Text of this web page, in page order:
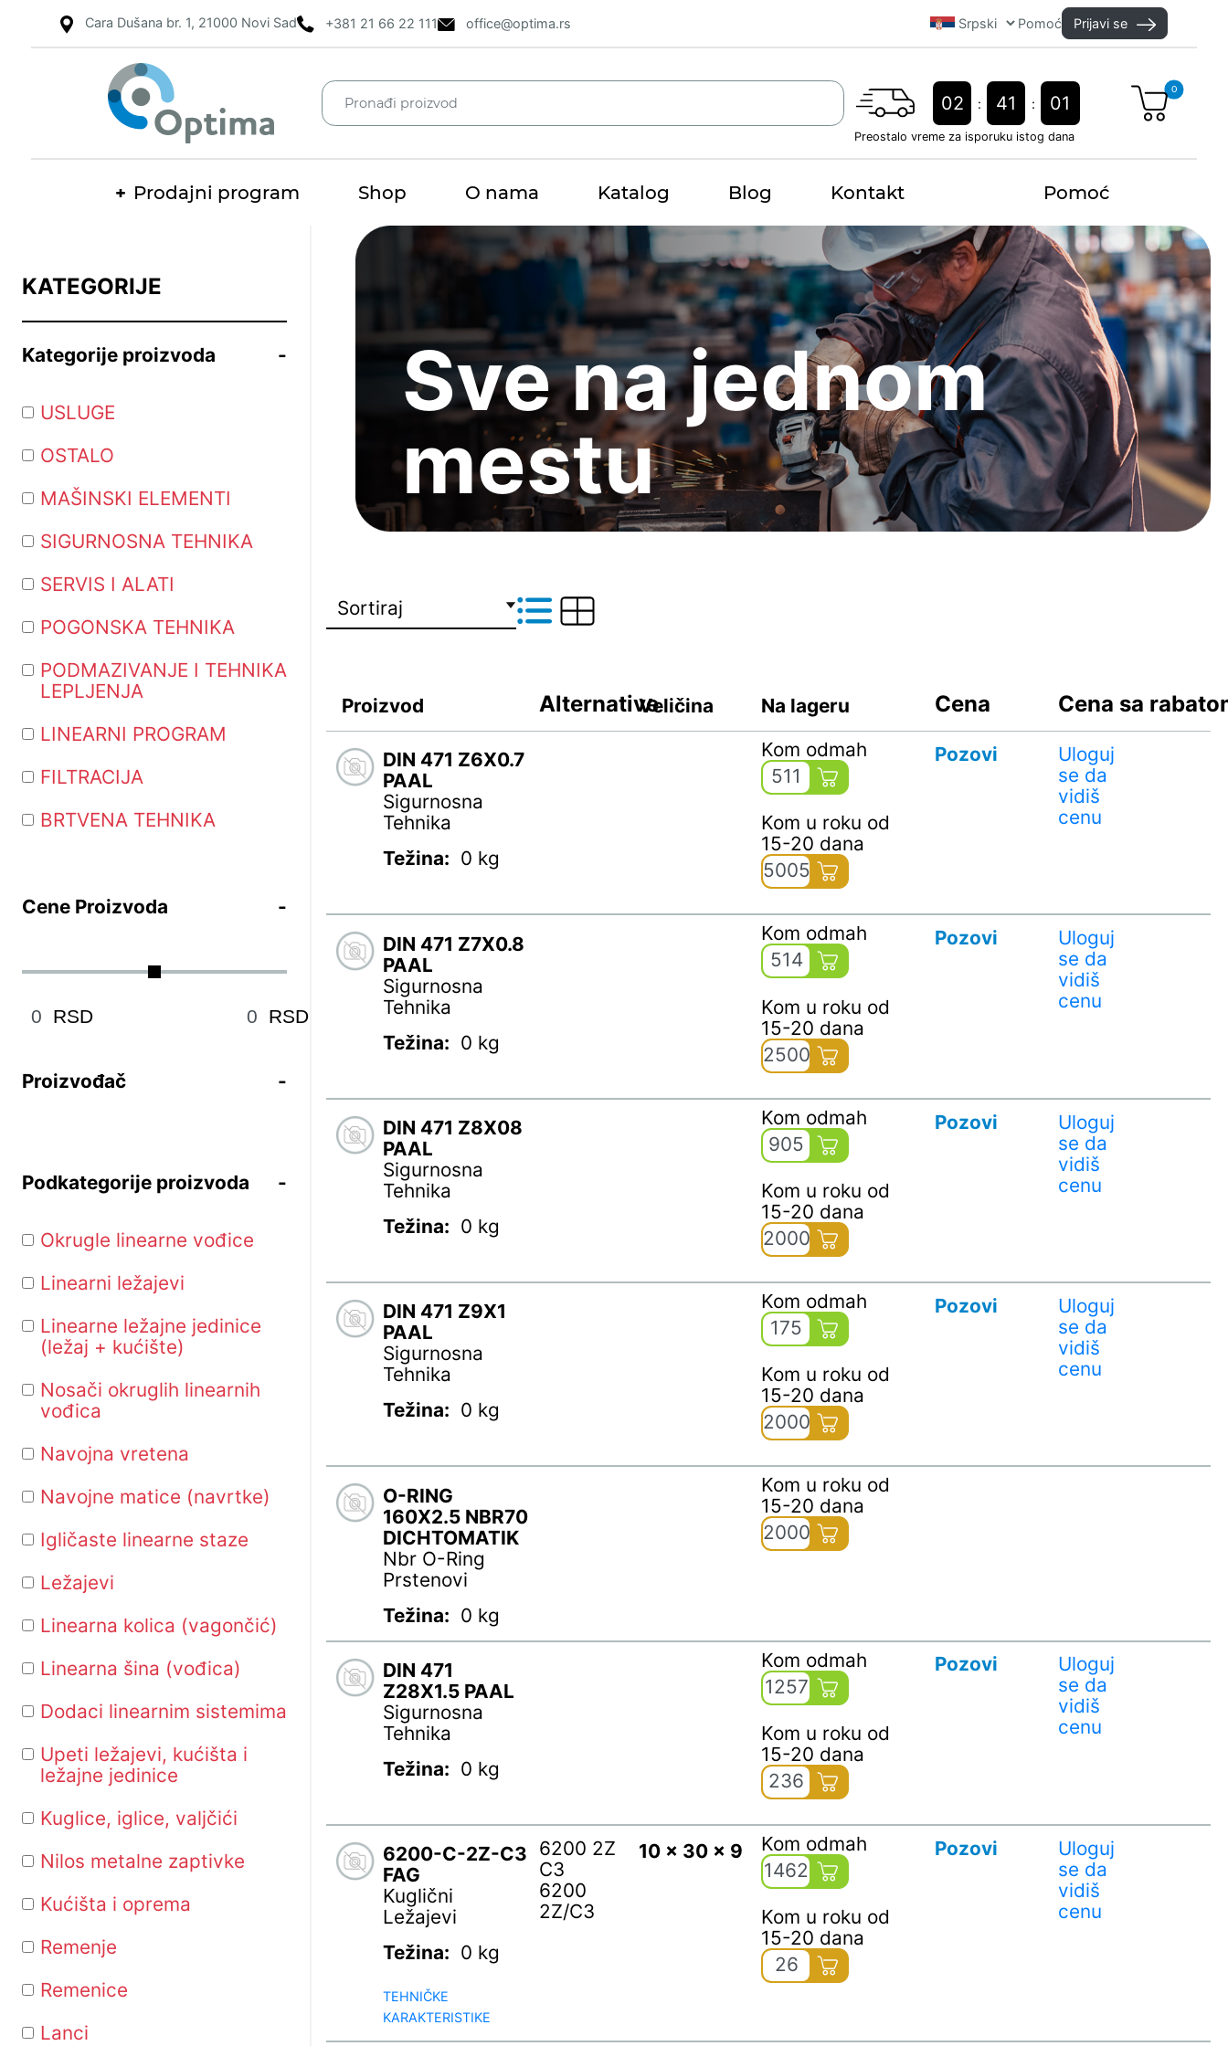
Cara Dušana br. 1, 21000 Novi Sad +381 21 66 22 111 office@optima.rs Pomoć Prijavi se
Pretraži
02 : 41 : 00
Preostalo vreme za isporuku istog dana
0
Prodajni program Shop O nama Katalog Blog Kontakt Pomoć
Sve na jednom
mestu
KATEGORIJE
Kategorije proizvoda
USLUGE
OSTALO
MAŠINSKI ELEMENTI
SIGURNOSNA TEHNIKA
SERVIS I ALATI
POGONSKA TEHNIKA
PODMAZIVANJE I TEHNIKA
LEPLJENJA
LINEARNI PROGRAM
FILTRACIJA
BRTVENA TEHNIKA
Cene Proizvoda
RSD RSD
Proizvođač
Podkategorije proizvoda
Okrugle linearne vođice
Linearni ležajevi
Linearne ležajne jedinice
(ležaj + kućište)
Nosači okruglih linearnih
vođica
Navojna vretena
Navojne matice (navrtke)
Igličaste linearne staze
Ležajevi
Linearna kolica (vagončić)
Linearna šina (vođica)
Dodaci linearnim sistemima
Upeti ležajevi, kućišta i
ležajne jedinice
Kuglice, iglice, valjčići
Nilos metalne zaptivke
Kućišta i oprema
Remenje
Remenice
Lanci
Proizvod AlternativeVeličina Na lageru Cena Cena sa
DIN 471 Z6X0.7
PAAL
Sigurnosna
Tehnika
Težina: 0 kg
Kom odmah
511
Kom u roku od
15-20 dana
5005
Pozovi
Uloguj
se da
vidiš
cenu
DIN 471 Z7X0.8
PAAL
Sigurnosna
Tehnika
Težina: 0 kg
Kom odmah
514
Kom u roku od
15-20 dana
2500
Pozovi
Uloguj
se da
vidiš
cenu
DIN 471 Z8X08
PAAL
Sigurnosna
Tehnika
Težina: 0 kg
Kom odmah
905
Kom u roku od
15-20 dana
2000
Pozovi
Uloguj
se da
vidiš
cenu
DIN 471 Z9X1
PAAL
Sigurnosna
Tehnika
Težina: 0 kg
Kom odmah
175
Kom u roku od
15-20 dana
2000
Pozovi
Uloguj
se da
vidiš
cenu
O-RING
160X2.5 NBR70
DICHTOMATIK
Nbr O-Ring
Prstenovi
Težina: 0 kg
Kom u roku od
15-20 dana
2000
DIN 471
Z28X1.5 PAAL
Sigurnosna
Tehnika
Težina: 0 kg
Kom odmah
1257
Kom u roku od
15-20 dana
236
Pozovi
Uloguj
se da
vidiš
cenu
6200-C-2Z-C3
FAG
Kuglični
Ležajevi
Težina: 0 kg
TEHNIČKE
KARAKTERISTIKE
6200 2Z
C3
6200
2Z/C3
10 x 30 x 9
Kom odmah
1462
Kom u roku od
15-20 dana
26
Pozovi
Uloguj
se da
vidiš
cenu